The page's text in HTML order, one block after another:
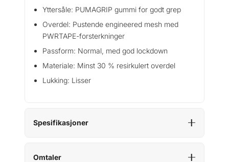
Yttersåle: PUMAGRIP gummi for godt grep
Overdel: Pustende engineered mesh med
PWRTAPE-forsterkninger
Passform: Normal, med god lockdown
Materiale: Minst 30 % resirkulert overdel
Lukking: Lisser
Spesifikasjoner
Omtaler